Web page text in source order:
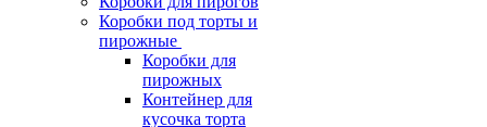
Коробки под торты и
пирожные
Коробки для
пирожных
Контейнер для
кусочка торта